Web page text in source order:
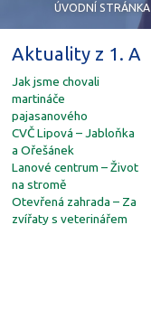
ÚVODNÍ STRÁNKA
Aktuality z 1. A
Jak jsme chovali
martináče
pajasanového
CVČ Lipová – Jabloňka
a Ořešánek
Lanové centrum – Život
na stromě
Otevřená zahrada – Za
zvířaty s veterinářem